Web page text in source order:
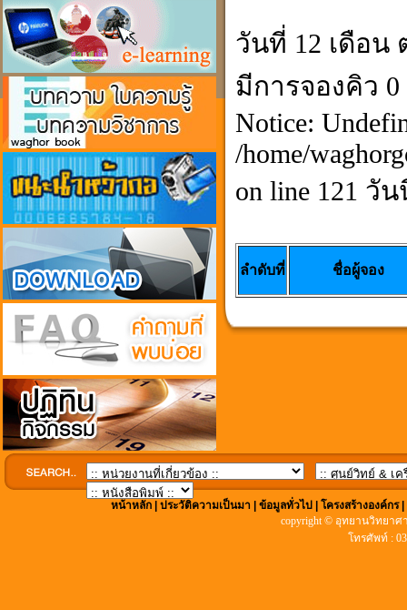
วันที่ 12 เดือน
มีการจองคิว 0
Notice:
/home/
on line 121 วั
ลำดับที่ ชื่อผู้จอง
หน้าหลัก |ประวัติความเป็นมา |ข้อมูลทั่วไป |โครงสร้างองค์กร|
copyright © อุทยานวิทยาศ
โทรศัพท์ :